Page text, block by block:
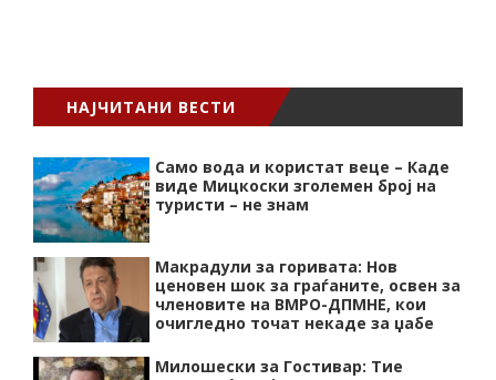
НАЈЧИТАНИ ВЕСТИ
Само вода и користат веце – Каде
виде Мицкоски зголемен број на
туристи – не знам
Макрадули за горивата: Нов
ценовен шок за граѓаните, освен за
членовите на ВМРО-ДПМНЕ, кои
очигледно точат некаде за џабе
Милошески за Гостивар: Тие